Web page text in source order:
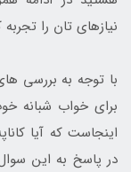
نیازهای تان را تجربه
با توجه به بررسی
برای خواب شبانه
اینجاست که آیا
در پاسخ به این